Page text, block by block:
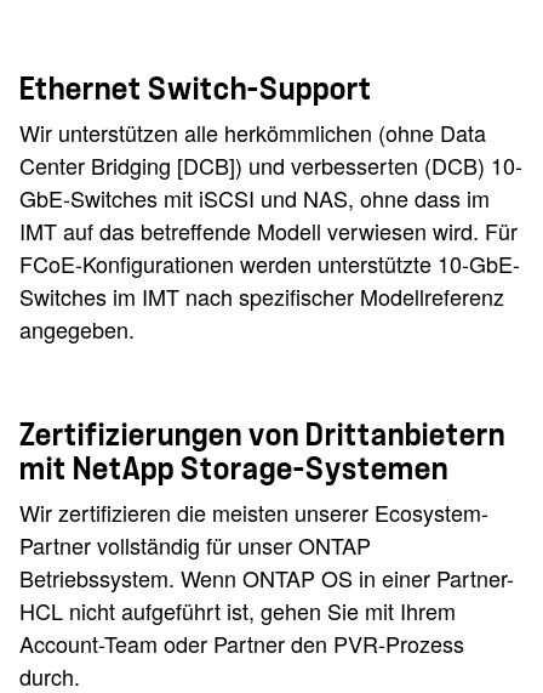
Ethernet Switch-Support
Wir unterstützen alle herkömmlichen (ohne Data
Center Bridging [DCB]) und verbesserten (DCB) 10-
GbE-Switches mit iSCSI und NAS, ohne dass im
IMT auf das betreffende Modell verwiesen wird. Für
FCoE-Konfigurationen werden unterstützte 10-GbE-
Switches im IMT nach spezifischer Modellreferenz
angegeben.
Zertifizierungen von Drittanbietern
mit NetApp Storage-Systemen
Wir zertifizieren die meisten unserer Ecosystem-
Partner vollständig für unser ONTAP
Betriebssystem. Wenn ONTAP OS in einer Partner-
HCL nicht aufgeführt ist, gehen Sie mit Ihrem
Account-Team oder Partner den PVR-Prozess
durch.